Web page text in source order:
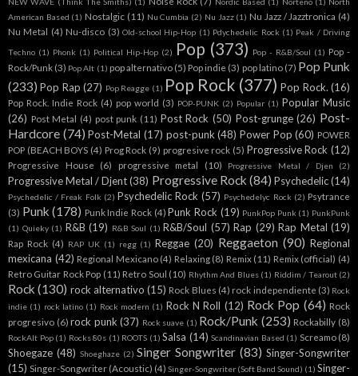
American Based (1) Nostalgic (11) Nu Cumbia (2) Nu Jazz (1) Nu Jazz / Jazztronica (4)
Nu Metal (4) Nu-disco (3) Old-school Hip-Hop (1) Pdychedelic Rock (1) Peak / Driving
Techno (1) Phonk (1) Political Hip-Hop (2) Pop (373) Pop - R&B/Soul (1) Pop -
Rock/Punk (3) Pop Alt (1) pop alternativo (5) Pop indie (3) pop latino (7) Pop Punk
(233) Pop Rap (27) Pop Reagge (1) Pop Rock (377) Pop Rock. (16)
Pop Rock. Indie Rock (4) pop world (3) POP-PUNK (2) Popular (1) Popular Music
(26) Post Metal (4) post punk (11) Post Rock (50) Post-grunge (26) Post-
Hardcore (74) Post-Metal (17) post-punk (48) Power Pop (60) POWER
POP (BEACH BOYS (4) Prog Rock (9) progresive rock (5) Progressive Rock (12)
Progressive House (6) progressive metal (10) Progressive Metal / Djen (2)
Progressive Metal / Djent (38) Progressive Rock (84) Psychedelic(14)
Psychedelic / Freak Folk (2) Psychedelic Rock (57) Psychedelyc Rock (2) Psytrance
(3) Punk (178) Punk Indie Rock (4) Punk Rock (19) PunkPop Punk (1) PunkPunk
(1) Quieky (1) R&B (19) R&B Soul (1) R&B/Soul (57) Rap (29) Rap Metal (19)
Rap Rock (4) RAP UK (1) regg (1) Reggae (20) Reggaeton (90) Regional
mexicana (42) Regional Mexicano (4) Relaxing (8) Remix (11) Remix (official) (4)
Retro Guitar Rock Pop (11) Retro Soul (10) Rhythm And Blues (1) Riddim / Tearout (2)
Rock (130) rock alternativo (15) Rock Blues (4) rock independiente (3) Rock
indie (1) rock latino (1) Rock modern (1) Rock N Roll (12) Rock Pop (64) Rock
progresivo (6) rock punk (37) Rock suave (1) Rock/Punk (253) Rockabilly (8)
RockAlt Pop (1) Rocks 80s (1) ROOTS (1) Salsa (14) Scandinavian Based (1) Screamo (8)
Shoegaze (48) Shoeghaze (2) Singer Songwriter (83) Singer-Songwriter
(15) Singer-Songwriter (Acoustic) (4) Singer-Songwriter (Soft Band Sound) (1) Singer-